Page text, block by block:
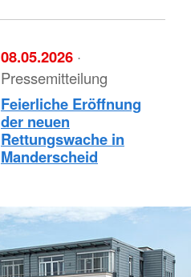
08.05.2026 ·
Pressemitteilung
Feierliche Eröffnung
der neuen
Rettungswache in
Manderscheid